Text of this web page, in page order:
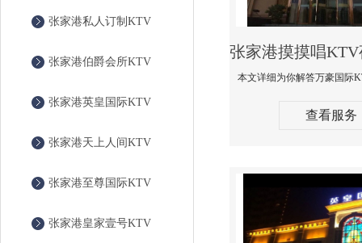
张家港私人订制KTV
张家港伯爵会所KTV
张家港英皇国际KTV
张家港天上人间KTV
张家港至尊国际KTV
张家港皇家壹号KTV
查看服务